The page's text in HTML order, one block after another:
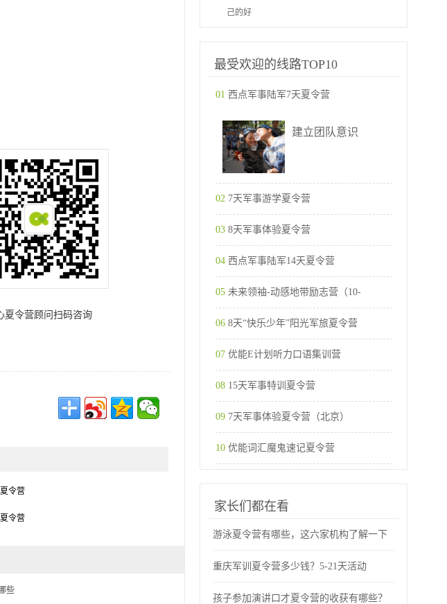
夏令营顾问扫码咨询
些
己的好
最受欢迎的线路TOP10
01 西点军事陆军7天夏令营
建立团队意识
02 7天军事游学夏令营
03 8天军事体验夏令营
04 西点军事陆军14天夏令营
05 未来领袖-动感地带励志营（10-
06 8天“快乐少年”阳光军旅夏令营
07 优能E计划听力口语集训营
08 15天军事特训夏令营
09 7天军事体验夏令营（北京）
10 优能词汇魔鬼速记夏令营
家长们都在看
游泳夏令营有哪些，这六家机构了解一下
重庆军训夏令营多少钱？5-21天活动
孩子参加演讲口才夏令营的收获有哪些？